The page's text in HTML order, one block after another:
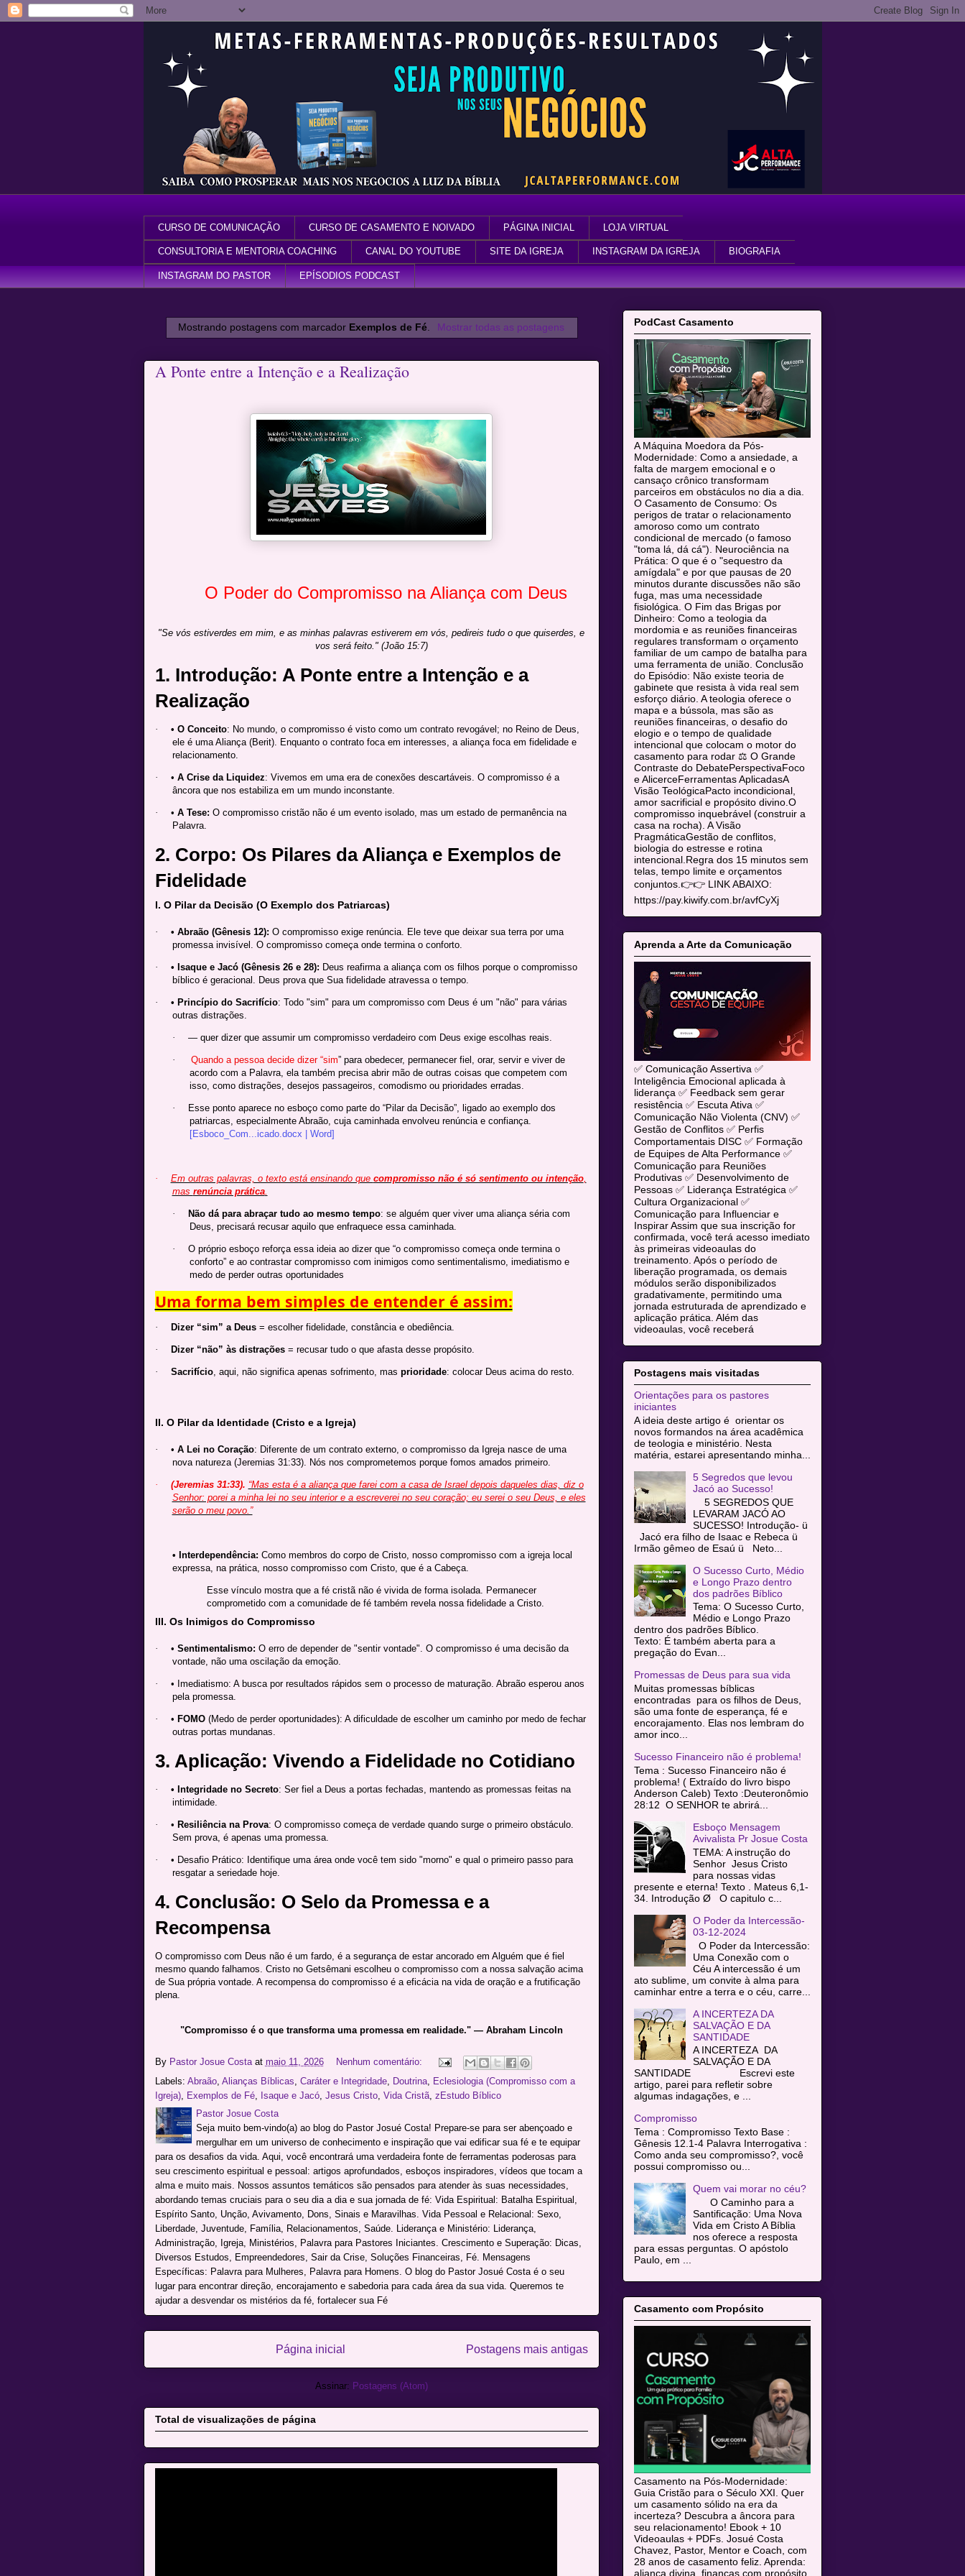
CURSO DE COMUNICAÇÃO CURSO DE CASAMENTO E NOIVADO PÁGINA INICIAL LOJA VIRTUAL
CONSULTORIA E MENTORIA COACHING CANAL DO YOUTUBE SITE DA IGREJA INSTAGRAM DA IGREJA BIOGRAFIA
INSTAGRAM DO PASTOR EPÍSODIOS PODCAST
Mostrando postagens com marcador Exemplos de Fé Mostrar todas as postagens
A Ponte entre a Intenção e a Realização
O Poder do Compromisso na Aliança com Deus
"Se vós estiverdes em mim, e as minhas palavras estiverem em vós, pedireis tudo o que quiserdes, e
vos será feito." (João 15:7)
1. Introdução: A Ponte entre a Intenção e a
Realização
· • O Conceito: No mundo, o compromisso é visto como um contrato revogável; no Reino de Deus,
ele é uma Aliança (Berit). Enquanto o contrato foca em interesses, a aliança foca em fidelidade e
relacionamento.
· • A Crise da Liquidez: Vivemos em uma era de conexões descartáveis. O compromisso é a
âncora que nos estabiliza em um mundo inconstante.
· • A Tese: O compromisso cristão não é um evento isolado, mas um estado de permanência na
Palavra.
2. Corpo: Os Pilares da Aliança e Exemplos de
Fidelidade
I. O Pilar da Decisão (O Exemplo dos Patriarcas)
· • Abraão (Gênesis 12): O compromisso exige renúncia. Ele teve que deixar sua terra por uma
promessa invisível. O compromisso começa onde termina o conforto.
· • Isaque e Jacó (Gênesis 26 e 28): Deus reafirma a aliança com os filhos porque o compromisso
bíblico é geracional. Deus prova que Sua fidelidade atravessa o tempo.
· • Princípio do Sacrifício: Todo "sim" para um compromisso com Deus é um "não" para várias
outras distrações.
· — quer dizer que assumir um compromisso verdadeiro com Deus exige escolhas reais.
· Quando a pessoa decide dizer “sim” para obedecer, permanecer fiel, orar, servir e viver de
acordo com a Palavra, ela também precisa abrir mão de outras coisas que competem com
isso, como distrações, desejos passageiros, comodismo ou prioridades erradas.
·
Esse ponto aparece no esboço como parte do “Pilar da Decisão”, ligado ao exemplo dos
patriarcas, especialmente Abraão, cuja caminhada envolveu renúncia e confiança.
[Esboco_Com...icado.docx | Word]
· Em outras palavras, o texto está ensinando que compromisso não é só sentimento ou intenção,
mas renúncia prática.
· Não dá para abraçar tudo ao mesmo tempo: se alguém quer viver uma aliança séria com
Deus, precisará recusar aquilo que enfraquece essa caminhada.
·
O próprio esboço reforça essa ideia ao dizer que “o compromisso começa onde termina o
conforto” e ao contrastar compromisso com inimigos como sentimentalismo, imediatismo e
medo de perder outras oportunidades
Uma forma bem simples de entender é assim:
· Dizer “sim” a Deus= escolher fidelidade, constância e obediência.
· Dizer “não” às distrações= recusar tudo o que afasta desse propósito.
· Sacrifício, aqui, não significa apenas sofrimento, mas prioridade: colocar Deus acima do resto.
II. O Pilar da Identidade (Cristo e a Igreja)
· • A Lei no Coração: Diferente de um contrato externo, o compromisso da Igreja nasce de uma
nova natureza (Jeremias 31:33). Nós nos comprometemos porque fomos amados primeiro.
· (Jeremias 31:33). “Mas esta é a aliança que farei com a casa de Israel depois daqueles dias, diz o
Senhor: porei a minha lei no seu interior e a escreverei no seu coração; eu serei o seu Deus, e eles
serão o meu povo.”
• Interdependência: Como membros do corpo de Cristo, nosso compromisso com a igreja local
expressa, na prática, nosso compromisso com Cristo, que é a Cabeça.
Esse vínculo mostra que a fé cristã não é vivida de forma isolada. Permanecer
comprometido com a comunidade de fé também revela nossa fidelidade a Cristo.
III. Os Inimigos do Compromisso
· • Sentimentalismo: O erro de depender de "sentir vontade". O compromisso é uma decisão da
vontade, não uma oscilação da emoção.
·
• Imediatismo: A busca por resultados rápidos sem o processo de maturação. Abraão esperou anos
pela promessa.
· • FOMO(Medo de perder oportunidades): A dificuldade de escolher um caminho por medo de fechar
outras portas mundanas.
3. Aplicação: Vivendo a Fidelidade no Cotidiano
· • Integridade no Secreto: Ser fiel a Deus a portas fechadas, mantendo as promessas feitas na
intimidade.
· • Resiliência na Prova: O compromisso começa de verdade quando surge o primeiro obstáculo.
Sem prova, é apenas uma promessa.
·
• Desafio Prático: Identifique uma área onde você tem sido "morno" e qual o primeiro passo para
resgatar a seriedade hoje.
4. Conclusão: O Selo da Promessa e a
Recompensa
O compromisso com Deus não é um fardo, é a segurança de estar ancorado em Alguém que é fiel
mesmo quando falhamos. Cristo no Getsêmani escolheu o compromisso com a nossa salvação acima
de Sua própria vontade. A recompensa do compromisso é a eficácia na vida de oração e a frutificação
plena.
"Compromisso é o que transforma uma promessa em realidade." — Abraham Lincoln
By Pastor Josue Costa at maio 11, 2026
Nenhum comentário:
Labels: Abraão, Alianças Bíblicas, Caráter e Integridade, Doutrina, Eclesiologia (Compromisso com a
Igreja), Exemplos de Fé, Isaque e Jacó, Jesus Cristo, Vida Cristã, zEstudo Bíblico
Pastor Josue Costa
Seja muito bem-vindo(a) ao blog do Pastor Josué Costa! Prepare-se para ser abençoado e
mergulhar em um universo de conhecimento e inspiração que vai edificar sua fé e te equipar
para os desafios da vida. Aqui, você encontrará uma verdadeira fonte de ferramentas poderosas para
seu crescimento espiritual e pessoal: artigos aprofundados, esboços inspiradores, vídeos que tocam a
alma e muito mais. Nossos assuntos temáticos são pensados para atender às suas necessidades,
abordando temas cruciais para o seu dia a dia e sua jornada de fé: Vida Espiritual: Batalha Espiritual,
Espírito Santo, Unção, Avivamento, Dons, Sinais e Maravilhas. Vida Pessoal e Relacional: Sexo,
Liberdade, Juventude, Família, Relacionamentos, Saúde. Liderança e Ministério: Liderança,
Administração, Igreja, Ministérios, Palavra para Pastores Iniciantes. Crescimento e Superação: Dicas,
Diversos Estudos, Empreendedores, Sair da Crise, Soluções Financeiras, Fé. Mensagens
Específicas: Palavra para Mulheres, Palavra para Homens. O blog do Pastor Josué Costa é o seu
lugar para encontrar direção, encorajamento e sabedoria para cada área da sua vida. Queremos te
ajudar a desvendar os mistérios da fé, fortalecer sua Fé
Postagens mais antigas
Página inicial
Assinar: Postagens (Atom)
Total de visualizações de página
PodCast Casamento
A Máquina Moedora da Pós-
Modernidade: Como a ansiedade, a
falta de margem emocional e o
cansaço crônico transformam
parceiros em obstáculos no dia a dia.
O Casamento de Consumo: Os
perigos de tratar o relacionamento
amoroso como um contrato
condicional de mercado (o famoso
"toma lá, dá cá"). Neurociência na
Prática: O que é o "sequestro da
amígdala" e por que pausas de 20
minutos durante discussões não são
fuga, mas uma necessidade
fisiológica. O Fim das Brigas por
Dinheiro: Como a teologia da
mordomia e as reuniões financeiras
regulares transformam o orçamento
familiar de um campo de batalha para
uma ferramenta de união. Conclusão
do Episódio: Não existe teoria de
gabinete que resista à vida real sem
esforço diário. A teologia oferece o
mapa e a bússola, mas são as
reuniões financeiras, o desafio do
elogio e o tempo de qualidade
intencional que colocam o motor do
casamento para rodar ⚖️ O Grande
Contraste do DebatePerspectivaFoco
e AlicerceFerramentas AplicadasA
Visão TeológicaPacto incondicional,
amor sacrificial e propósito divino.O
compromisso inquebrável (construir a
casa na rocha). A Visão
PragmáticaGestão de conflitos,
biologia do estresse e rotina
intencional.Regra dos 15 minutos sem
telas, tempo limite e orçamentos
conjuntos.👉👉 LINK ABAIXO:
https://pay.kiwify.com.br/avfCyXj
Aprenda a Arte da Comunicação
✅ Comunicação Assertiva ✅
Inteligência Emocional aplicada à
liderança ✅ Feedback sem gerar
resistência ✅ Escuta Ativa ✅
Comunicação Não Violenta (CNV) ✅
Gestão de Conflitos ✅ Perfis
Comportamentais DISC ✅ Formação
de Equipes de Alta Performance ✅
Comunicação para Reuniões
Produtivas ✅ Desenvolvimento de
Pessoas ✅ Liderança Estratégica ✅
Cultura Organizacional ✅
Comunicação para Influenciar e
Inspirar Assim que sua inscrição for
confirmada, você terá acesso imediato
às primeiras videoaulas do
treinamento. Após o período de
liberação programada, os demais
módulos serão disponibilizados
gradativamente, permitindo uma
jornada estruturada de aprendizado e
aplicação prática. Além das
videoaulas, você receberá
Postagens mais visitadas
Orientações para os pastores
iniciantes
A ideia deste artigo é orientar os
novos formandos na área acadêmica
de teologia e ministério. Nesta
matéria, estarei apresentando minha...
5 Segredos que levou
Jacó ao Sucesso!
5 SEGREDOS QUE
LEVARAM JACÓ AO
SUCESSO! Introdução- ü
Jacó era filho de Isaac e Rebeca ü
Irmão gêmeo de Esaú ü Neto...
O Sucesso Curto, Médio
e Longo Prazo dentro
dos padrões Bíblico
Tema: O Sucesso Curto,
Médio e Longo Prazo
dentro dos padrões Bíblico.
Texto: É também aberta para a
pregação do Evan...
Promessas de Deus para sua vida
Muitas promessas bíblicas
encontradas para os filhos de Deus,
são uma fonte de esperança, fé e
encorajamento. Elas nos lembram do
amor inco...
Sucesso Financeiro não é problema!
Tema : Sucesso Financeiro não é
problema! ( Extraído do livro bispo
Anderson Caleb) Texto :Deuteronômio
28:12 O SENHOR te abrirá...
Esboço Mensagem
Avivalista Pr Josue Costa
TEMA: A instrução do
Senhor Jesus Cristo
para nossas vidas
presente e eterna! Texto . Mateus 6,1-
34. Introdução Ø O capitulo c...
O Poder da Intercessão-
03-12-2024
O Poder da Intercessão:
Uma Conexão com o
Céu A intercessão é um
ato sublime, um convite à alma para
caminhar entre a terra e o céu, carre...
A INCERTEZA DA
SALVAÇÃO E DA
SANTIDADE
A INCERTEZA DA
SALVAÇÃO E DA
SANTIDADE Escrevi este
artigo, parei para refletir sobre
algumas indagações, e ...
Compromisso
Tema : Compromisso Texto Base :
Gênesis 12.1-4 Palavra Interrogativa :
Como anda seu compromisso?, você
possui compromisso ou...
Quem vai morar no céu?
O Caminho para a
Santificação: Uma Nova
Vida em Cristo A Bíblia
nos oferece a resposta
para essas perguntas. O apóstolo
Paulo, em ...
Casamento com Propósito
Casamento na Pós-Modernidade:
Guia Cristão para o Século XXI. Quer
um casamento sólido na era da
incerteza? Descubra a âncora para
seu relacionamento! Ebook + 10
Videoaulas + PDFs. Josué Costa
Chavez, Pastor, Mentor e Coach, com
28 anos de casamento feliz. Aprenda:
aliança divina, finanças com propósito,